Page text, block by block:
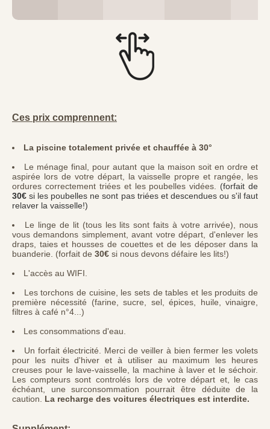
Ces prix comprennent:
La piscine totalement privée et chauffée à 30°
Le ménage final, pour autant que la maison soit en ordre et
aspirée lors de votre départ, la vaisselle propre et rangée, les
ordures correctement triées et les poubelles vidées.
(forfait de
30€ si les poubelles ne sont pas triées et descendues ou s'il faut
relaver la vaisselle!)
Le linge de lit (tous les lits sont faits à votre arrivée), nous
vous demandons simplement, avant votre départ, d'enlever les
draps, taies et housses de couettes et de les déposer dans la
buanderie. (forfait de 30€ si nous devons défaire les lits!)
L'accès au WIFI.
Les torchons de cuisine, les sets de tables et les produits de
première nécessité (farine, sucre, sel, épices, huile, vinaigre,
filtres à café n°4...)
Les consommations d'eau.
Un forfait électricité. Merci de veiller à bien fermer les volets
pour les nuits d'hiver et à utiliser au maximum les heures
creuses pour le lave-vaisselle, la machine à laver et le séchoir.
Les compteurs sont controlés lors de votre départ et, le cas
échéant, une surconsommation pourrait être déduite de la
caution. La recharge des voitures électriques est interdite.